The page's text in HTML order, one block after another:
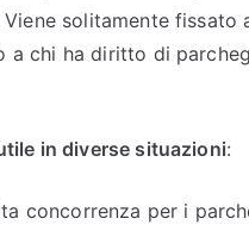
solitamente fissato
a chi ha diritto di
in diverse situazioni:
concorrenza per i